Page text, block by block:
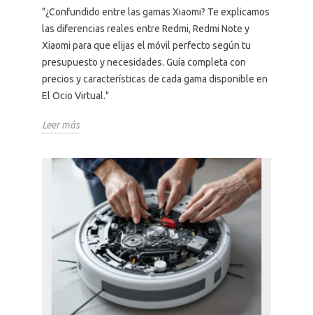
"¿Confundido entre las gamas Xiaomi? Te explicamos
las diferencias reales entre Redmi, Redmi Note y
Xiaomi para que elijas el móvil perfecto según tu
presupuesto y necesidades. Guía completa con
precios y características de cada gama disponible en
El Ocio Virtual."
Leer más